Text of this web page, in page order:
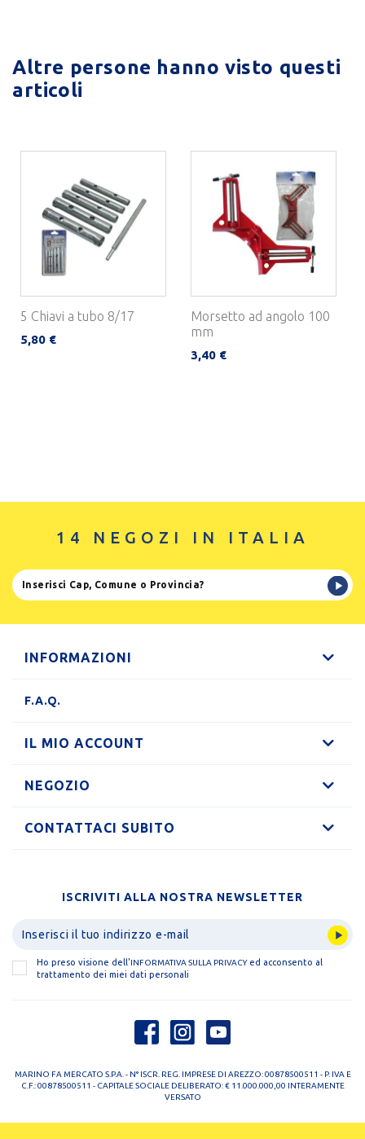
Altre persone hanno visto questi
articoli
5 Chiavi a tubo 8/17
5,80 €
Morsetto ad angolo 100
mm
3,40 €
14 NEGOZI IN ITALIA
INFORMAZIONI
F.A.Q.
IL MIO ACCOUNT
NEGOZIO
CONTATTACI SUBITO
ISCRIVITI ALLA NOSTRA NEWSLETTER
Ho preso visione dell'INFORMATIVA SULLA PRIVACYed acconsento al
trattamento dei miei dati personali
MARINO FA MERCATO S.P.A. - N° ISCR. REG. IMPRESE DI AREZZO: 00878500511 - P. IVA E
C.F.: 00878500511 - CAPITALE SOCIALE DELIBERATO: € 11.000.000,00 INTERAMENTE
VERSATO